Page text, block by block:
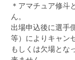
＊アマチュア修斗
ん。
出場申込後に選手
等）によりキャン
もしくは欠場とな